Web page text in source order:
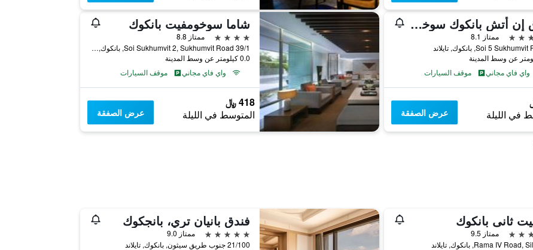
فندق إن أتش بانكوك سوخومفيت بوليفارد
ممتاز 8.1
واي فاي مجاني
موقف السيارات
في الليلة عرض الصفقة
شاما سوخومفيت بانكوك
4 نجوم
ممتاز 8.8
39/1 Soi Sukhumvit 2, Sukhumvit Road, بانكوك, تايلاند
0.0 كيلومتر عن وسط المدينة
واي فاي مجاني
موقف السيارات
418 ﷼
المتوسط في الليلة عرض الصفقة
ثانى بانكوك
ممتاز 9.5
فندق بانيان تري، بانجكوك
5 نجوم
ممتاز 9.0
21/100 جنوب طريق سيثون, بانكوك, تايلاند